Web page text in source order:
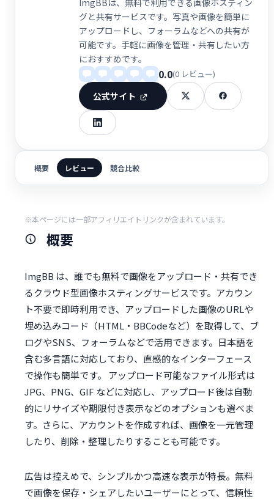
グと共有サービスです。写真や画像を簡単に
アップロードし、フォーラムなどへの共有が
可能です。手軽に画像を管理・共有したい方
におすすめです。
0.0(0 レビュー)
公式サイト
概要 レビュー 競合比較
※本ページには一部アフィリエイトリンクが含まれています。
概要
ImgBB は、誰でも無料で画像をアップロード・共有でき
るクラウド型画像ホスティングサービスです。アカウン
ト不要で即時利用でき、アップロードした画像のURLや
埋め込みコード（HTML・BBCodeなど）を取得して、ブ
ログやSNS、フォーラムなどで活用できます。日本語を
含む多言語に対応しており、直感的なインターフェース
で操作も簡単です。 アップロード可能なファイル形式は
JPG、PNG、GIF などに対応し、アップロード後は自動
的にリサイズや期限付き表示などのオプションも選べま
す。さらに、アカウントを作成すれば、画像を一元管理
したり、削除・整理したりすることも可能です。
広告は控えめで、シンプルかつ高速な表示が特長。無料
で画像を保存・シェアしたいユーザーにとって、信頼性